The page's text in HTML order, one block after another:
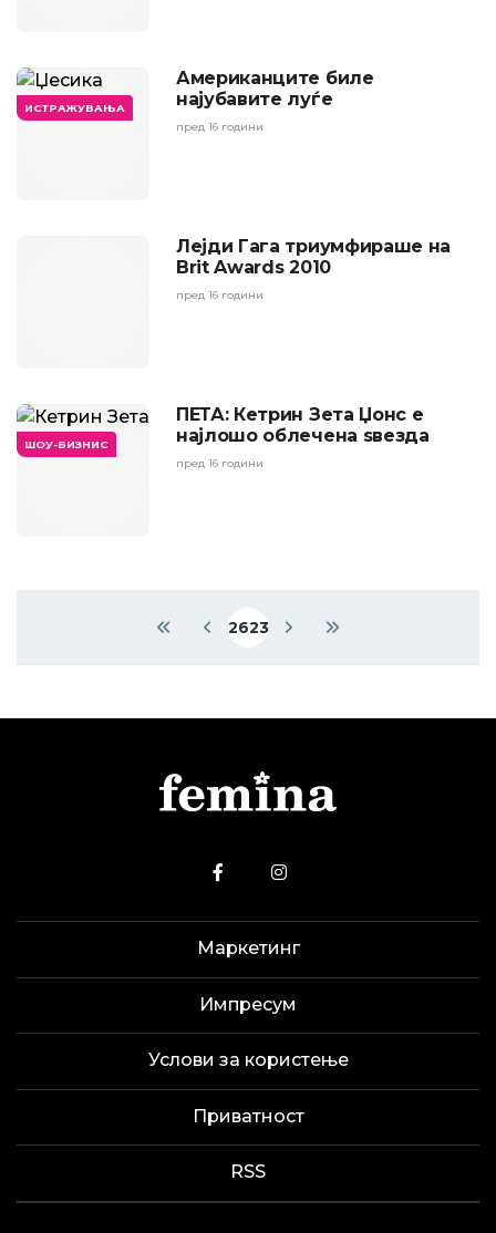
ИСТРАЖУВАЊА
Американците биле
најубавите луѓе
пред 16 години
Лејди Гага триумфираше на
Brit Awards 2010
пред 16 години
ШОУ-БИЗНИС
ПЕТА: Кетрин Зета Џонс е
најлошо облечена ѕвезда
пред 16 години
First pagePrevious page
Current page
2623 Next pageLast page
Маркетинг
Импресум
Услови за користење
Приватност
RSS